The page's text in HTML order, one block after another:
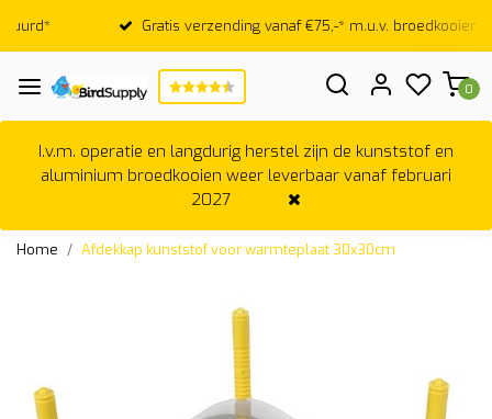
Gratis verzending vanaf €75,-* m.u.v. broedkooien
0
I.v.m. operatie en langdurig herstel zijn de kunststof en
aluminium broedkooien weer leverbaar vanaf februari
2027
Home Afdekkap kunststof voor warmteplaat 30x30cm